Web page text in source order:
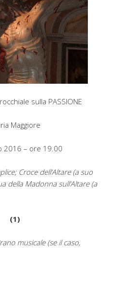
sulla PASSIONE
Maggiore
2016 – ore 19.00
Croce dell’Altare (a suo
della Madonna sull’Altare (a
(1)
(se il caso,